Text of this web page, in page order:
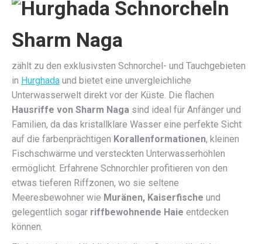
Sharm Naga
zählt zu den exklusivsten Schnorchel- und Tauchgebieten
in Hurghada und bietet eine unvergleichliche
Unterwasserwelt direkt vor der Küste. Die flachen
Hausriffe von Sharm Naga sind ideal für Anfänger und
Familien, da das kristallklare Wasser eine perfekte Sicht
auf die farbenprächtigen Korallenformationen, kleinen
Fischschwärme und versteckten Unterwasserhöhlen
ermöglicht. Erfahrene Schnorchler profitieren von den
etwas tieferen Riffzonen, wo sie seltene
Meeresbewohner wie Muränen, Kaiserfische und
gelegentlich sogar riffbewohnende Haie entdecken
können.